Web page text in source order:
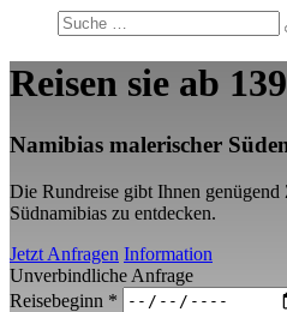
Reisen sie ab
Namibias malerischer
Die Rundreise gibt Ihnen
Südnamibias zu entdecken.
Jetzt Anfragen Information
Unverbindliche Anfrage
Reisebeginn *